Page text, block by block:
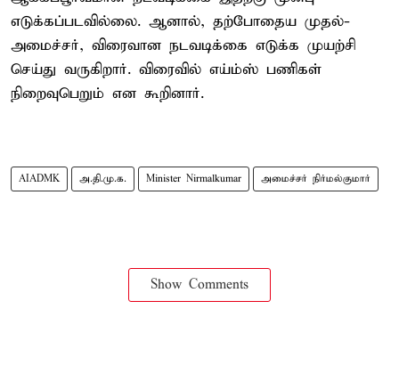
எடுக்கப்படவில்லை. ஆனால், தற்போதைய முதல்-
அமைச்சர், விரைவான நடவடிக்கை எடுக்க முயற்சி
செய்து வருகிறார். விரைவில் எய்ம்ஸ் பணிகள்
நிறைவுபெறும் என கூறினார்.
AIADMK அ.தி.மு.க. Minister Nirmalkumar அமைச்சர் நிர்மல்குமார்
Show Comments